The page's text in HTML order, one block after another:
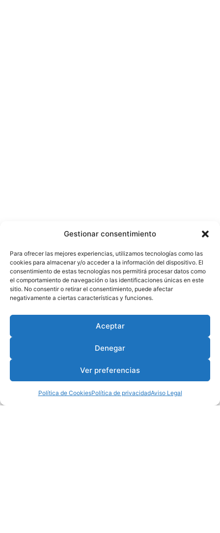
Gestionar consentimiento
Para ofrecer las mejores experiencias, utilizamos tecnologías como las
cookies para almacenar y/o acceder a la información del dispositivo. El
consentimiento de estas tecnologías nos permitirá procesar datos como
el comportamiento de navegación o las identificaciones únicas en este
sitio. No consentir o retirar el consentimiento, puede afectar
negativamente a ciertas características y funciones.
Aceptar
Denegar
Ver preferencias
Política de CookiesPolítica de privacidadAviso Legal